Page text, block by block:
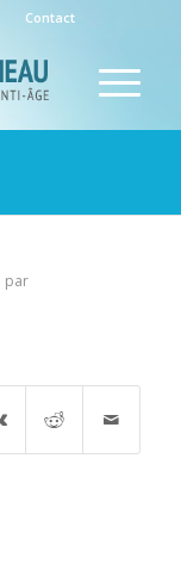
Contact
par